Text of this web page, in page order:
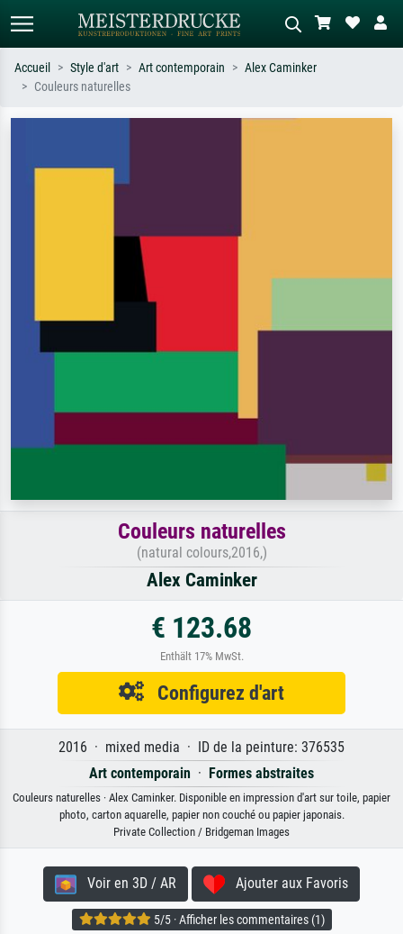
impressionnisme, vague de Hokusai,
Accueil Style d'art Art contemporain
Alex Caminker
Couleurs naturelles
Couleurs naturelles
(natural colours,2016,)
Alex Caminker
€ 123.68
Enthält 17% MwSt.
Configurez d'art
2016 · mixed media · ID de la peinture: 376535
Art contemporain · Formes abstraites
Couleurs naturelles · Alex Caminker. Disponible en impression d'art sur toile, papier
photo, carton aquarelle, papier non couché ou papier japonais.
Private Collection / Bridgeman Images
Voir en 3D / AR Ajouter aux Favoris
5/5 · Afficher les commentaires (1)